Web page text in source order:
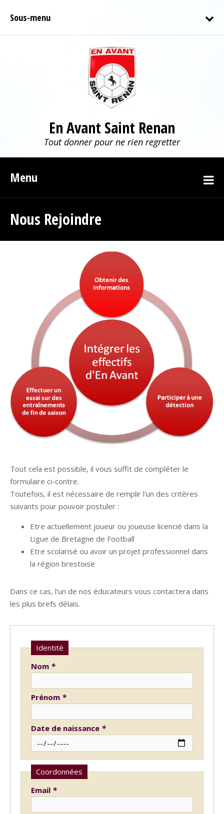
Sous-menu
En Avant Saint Renan
Tout donner pour ne rien regretter
Menu
Nous Rejoindre
Tout cela est possible, il vous suffit de compléter le
formulaire ci-contre.
Toutefois, il est nécessaire de remplir l'un des critères
suivants pour pouvoir postuler :
Etre actuellement joueur ou joueuse licencié dans la
Ligue de Bretagne de Football
Etre scolarisé ou avoir un projet professionnel dans
la région brestoise
Dans ce cas, l’un de nos éducateurs vous contactera dans
les plus brefs délais.
Identité
Nom *
Prénom *
Date de naissance *
Coordonnées
Email *